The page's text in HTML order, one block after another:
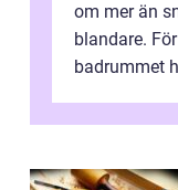
om mer än
blandare.
badrummet